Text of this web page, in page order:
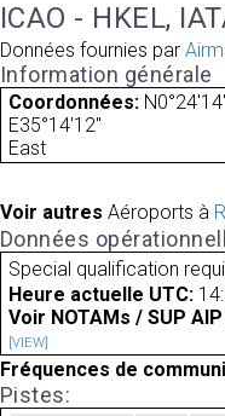
ICAO - HKEL,
Données fournies par
Information générale
Coordonnées:
E35°14'12"
East
Voir autres Aéroports à
Données
Special qualification
Heure actuelle UTC:
Voir NOTAMs / SUP
[VIEW]
Fréquences de
Pistes: